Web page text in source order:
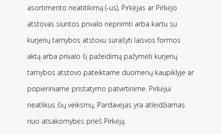
asortimento neatitikimą (-us), Pirkėjas ar Pirkėjo
atstovas siuntos privalo nepriimti arba kartu su
kurjerių tarnybos atstovu surašyti laisvos formos
aktą arba privalo šį pažeidimą pažymėti kurjerių
tarnybos atstovo pateiktame duomenų kaupiklyje ar
popieriniame pristatymo patvirtinime. Pirkėjui
neatlikus šių veiksmų, Pardavėjas yra atleidžiamas
nuo atsakomybės prieš Pirkėją.